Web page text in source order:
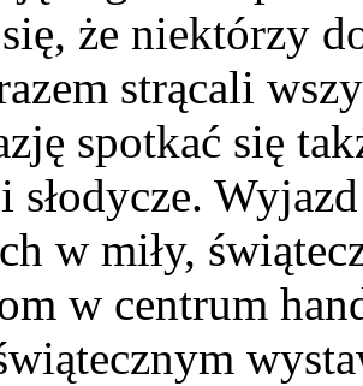
się, że niektórzy
strącali
spotkać się
słodycze.
w miły,
w centrum